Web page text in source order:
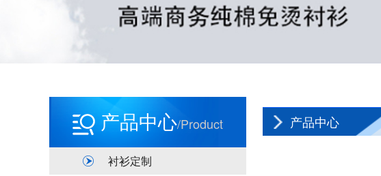
产品中心/product
衬衫定制
产品中心